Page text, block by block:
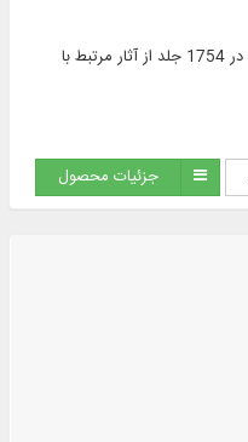
متن 888 عنوان کتاب و 217 عنوان رساله در 1754 جلد از آثار مرتبط با
جزئیات محصول